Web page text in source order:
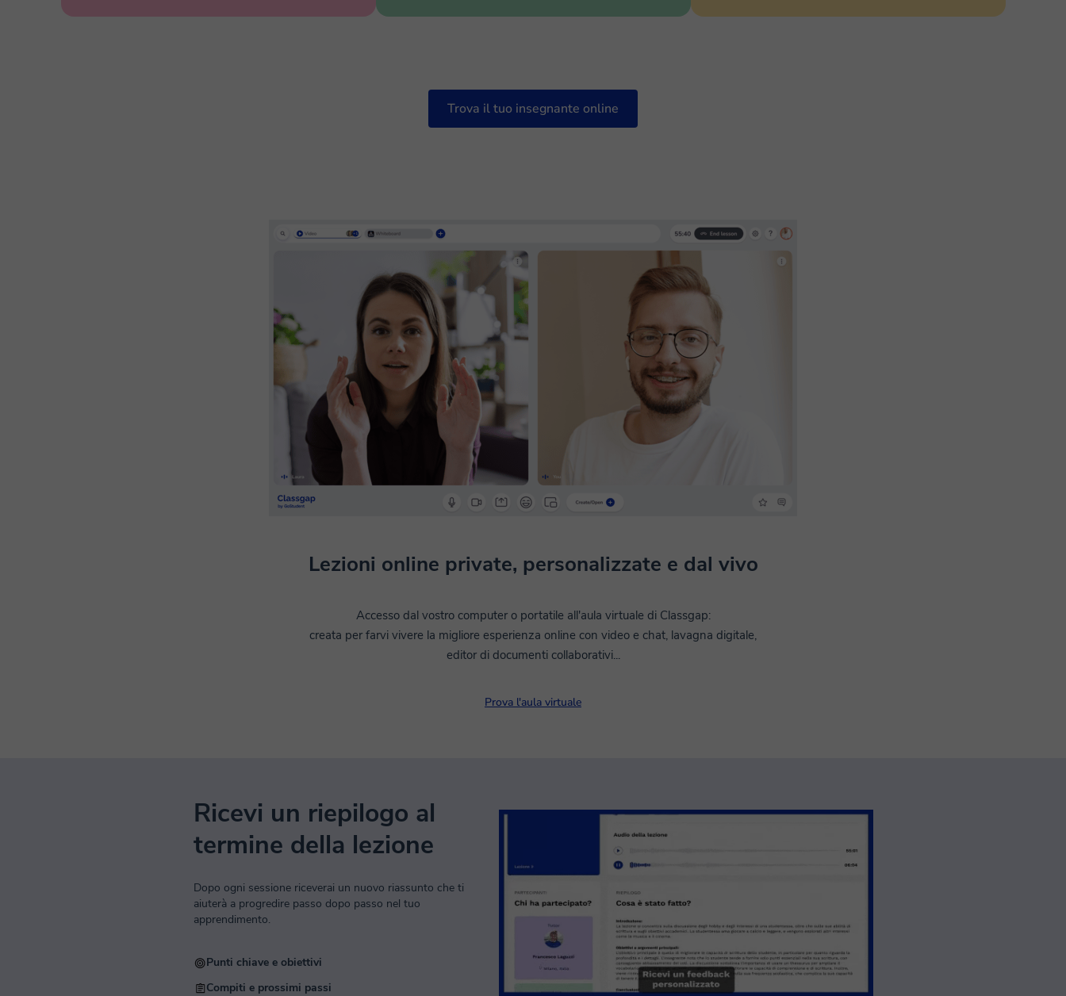
Trova il tuo insegnante online
Lezioni online private, personalizzate e dal vivo
Accesso dal vostro computer o portatile all'aula virtuale di Classgap:
creata per farvi vivere la migliore esperienza online con video e chat, lavagna digitale,
editor di documenti collaborativi...
Prova l'aula virtuale
Ricevi un riepilogo al
termine della lezione
Dopo ogni sessione riceverai un nuovo riassunto che ti
aiuterà a progredire passo dopo passo nel tuo
apprendimento.
Punti chiave e obiettivi
Compiti e prossimi passi